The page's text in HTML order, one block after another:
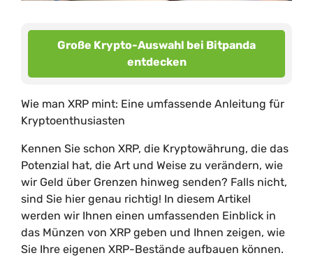
Große Krypto-Auswahl bei Bitpanda
entdecken
Wie man XRP mint: Eine umfassende Anleitung für
Kryptoenthusiasten
Kennen Sie schon XRP, die Kryptowährung, die das
Potenzial hat, die Art und Weise zu verändern, wie
wir Geld über Grenzen hinweg senden? Falls nicht,
sind Sie hier genau richtig! In diesem Artikel
werden wir Ihnen einen umfassenden Einblick in
das Münzen von XRP geben und Ihnen zeigen, wie
Sie Ihre eigenen XRP-Bestände aufbauen können.